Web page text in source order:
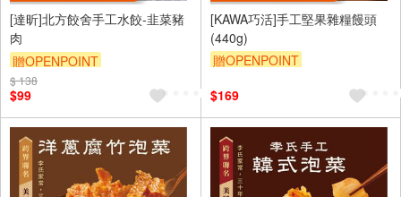
[達昕]北方餃舍手工水餃-韭菜豬
肉
贈OPENPOINT
$ 138
$99
[KAWA巧活]手工堅果雜糧饅頭
(440g)
贈OPENPOINT
$169